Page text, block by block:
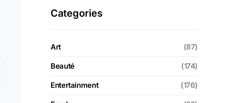
Categories
Art (87)
Beauté (174)
Entertainment (176)